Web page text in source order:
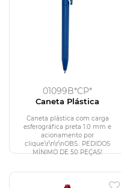
01099B*CP*
Caneta Plástica
Caneta plástica com carga
esferográfica preta 1.0 mm e
acionamento por
clique.\r\n\r\nOBS.: PEDIDOS
MÍNIMO DE 50 PEÇAS!